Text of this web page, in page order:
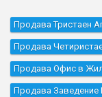
Продава Тристаен
Продава
Продава Офис в
Продава Заведение